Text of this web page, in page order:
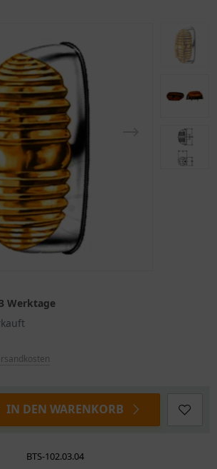
Werktage
IN DEN WARENKORB
BTS-102.03.04